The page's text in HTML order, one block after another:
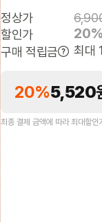
20%5,520
최종 결제 금액에 따라 최대할인
정상가
할인가
20%
구매 적립금 최대